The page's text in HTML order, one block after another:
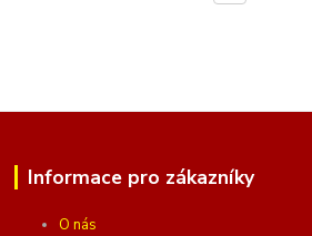
Informace pro zákazníky
O nás